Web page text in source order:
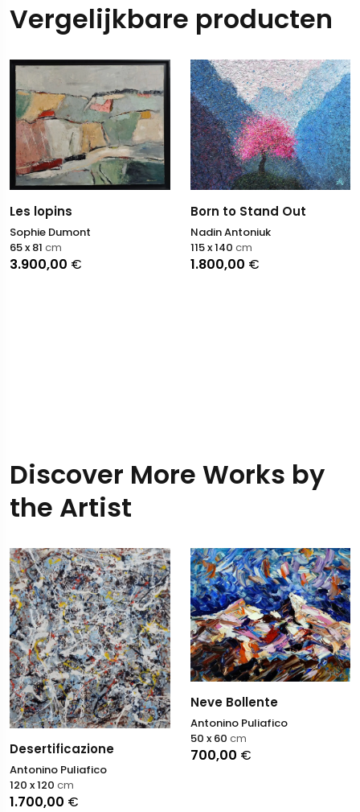
Vergelijkbare producten
Les lopins
Sophie Dumont
3.900,00 €
65 x 81 cm
Born to Stand Out
Nadin Antoniuk
1.800,00 €
115 x 140 cm
Discover More Works by
the Artist
Desertificazione
Antonino Puliafico
1.700,00 €
120 x 120 cm
Neve Bollente
Antonino Puliafico
700,00 €
50 x 60 cm